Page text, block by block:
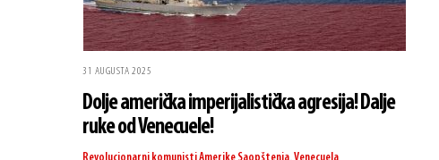
31 AUGUSTA 2025
Dolje američka imperijalistička agresija! Dalje
ruke od Venecuele!